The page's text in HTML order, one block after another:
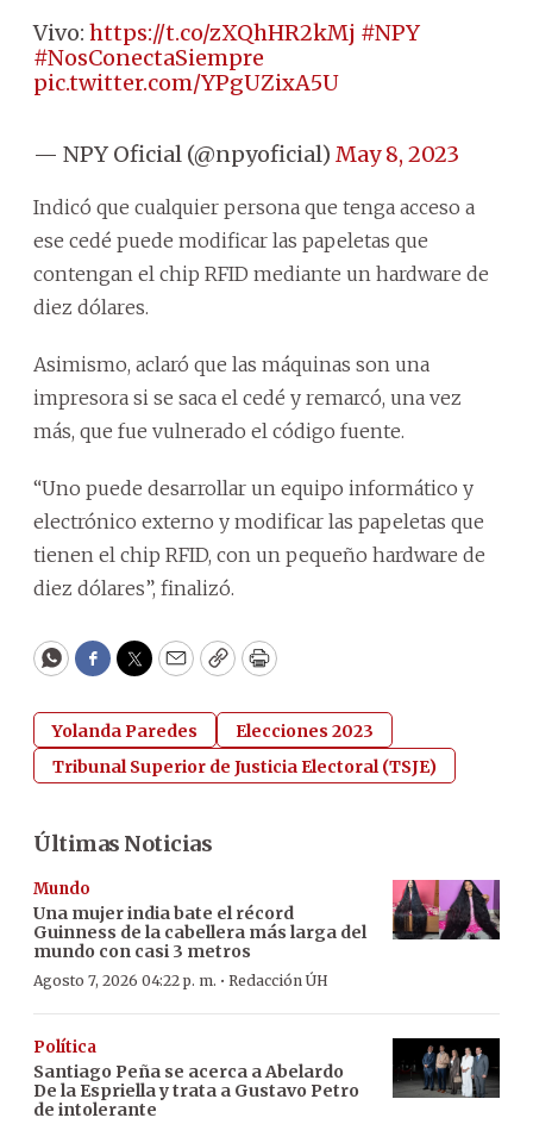
Vivo: https://t.co/zXQhHR2kMj #NPY
#NosConectaSiempre
pic.twitter.com/YPgUZixA5U
— NPY Oficial (@npyoficial) May 8, 2023
Indicó que cualquier persona que tenga acceso a
ese cedé puede modificar las papeletas que
contengan el chip RFID mediante un hardware de
diez dólares.
Asimismo, aclaró que las máquinas son una
impresora si se saca el cedé y remarcó, una vez
más, que fue vulnerado el código fuente.
“Uno puede desarrollar un equipo informático y
electrónico externo y modificar las papeletas que
tienen el chip RFID, con un pequeño hardware de
diez dólares”, finalizó.
WhatsApp
Facebook
Twitter
EmailCopyPrint
Yolanda Paredes
Elecciones 2023
Tribunal Superior de Justicia Electoral (TSJE)
Últimas Noticias
Mundo
Una mujer india bate el récord
Guinness de la cabellera más larga del
mundo con casi 3 metros
Agosto 7, 2026 04:22 p. m. · Redacción ÚH
Política
Santiago Peña se acerca a Abelardo
De la Espriella y trata a Gustavo Petro
de intolerante